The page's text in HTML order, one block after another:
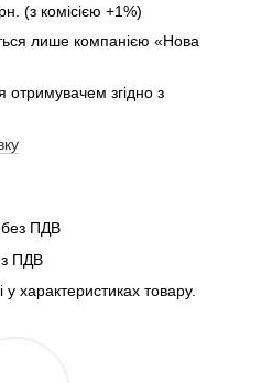
(з комісією +1%)
лише компанією «Нова
отримувачем згідно з
без ПДВ
з ПДВ
у характеристиках товару.